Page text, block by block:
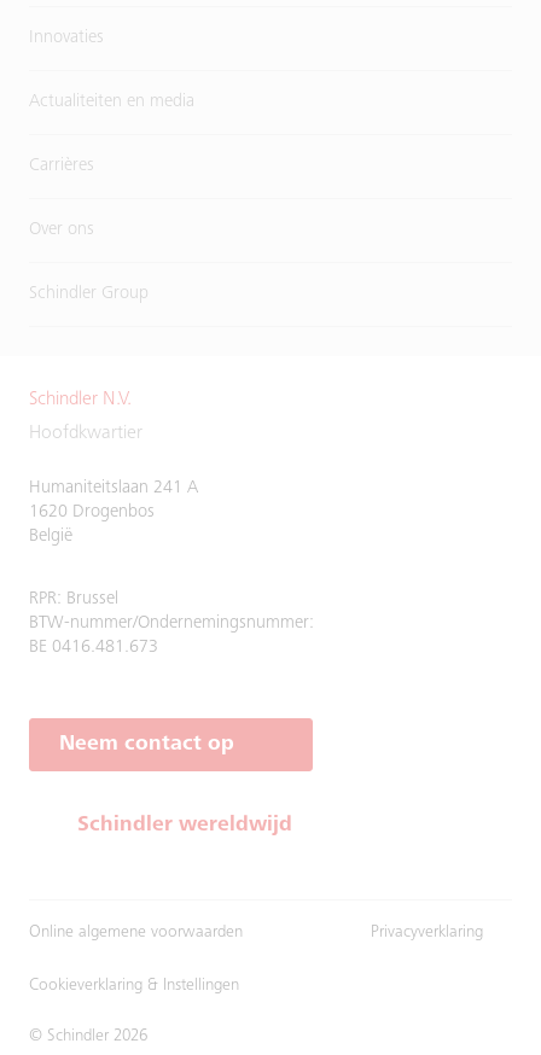
Innovaties
Actualiteiten en media
Carrières
Over ons
Schindler Group
Schindler N.V.
Hoofdkwartier
Humaniteitslaan 241 A
1620 Drogenbos
België
RPR: Brussel
BTW-nummer/Ondernemingsnummer:
BE 0416.481.673
Neem contact op
Schindler wereldwijd
© Schindler 2026
Online algemene voorwaarden Privacyverklaring
Cookieverklaring & Instellingen